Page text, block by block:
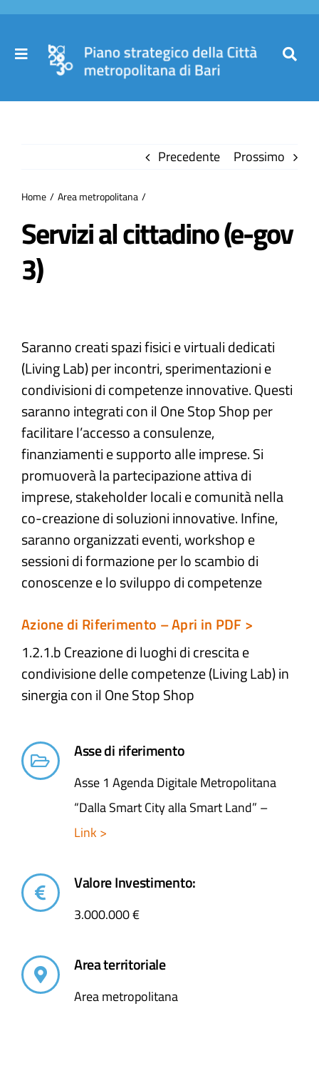
Salta
contenuto
Toggle
Partecipa
Atti e Docunenti
Progetti
Precedente Prossimo
Home Area metropolitana
Servizi al cittadino (e-gov
3)
Saranno creati spazi fisici e virtuali dedicati
(Living Lab) per incontri, sperimentazioni e
condivisioni di competenze innovative. Questi
saranno integrati con il One Stop Shop per
facilitare l’accesso a consulenze,
finanziamenti e supporto alle imprese. Si
promuoverà la partecipazione attiva di
imprese, stakeholder locali e comunità nella
co-creazione di soluzioni innovative. Infine,
saranno organizzati eventi, workshop e
sessioni di formazione per lo scambio di
conoscenze e lo sviluppo di competenze
Azione di Riferimento – Apri in PDF >
1.2.1.b Creazione di luoghi di crescita e
condivisione delle competenze (Living Lab) in
sinergia con il One Stop Shop
Asse di riferimento
Asse 1 Agenda Digitale Metropolitana
“Dalla Smart City alla Smart Land” –
Link >
Valore Investimento:
3.000.000 €
Area territoriale
Area metropolitana